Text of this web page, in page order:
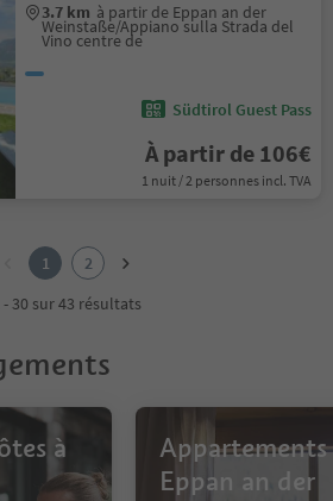
3.7 km à partir de Eppan an der
Weinstaße/Appiano sulla Strada del
Vino centre de
Südtirol Guest Pass
À partir de 106€
1 nuit / 2 personnes incl. TVA
1
2
- 30 sur 43 résultats
à
Appartements
Eppan an der